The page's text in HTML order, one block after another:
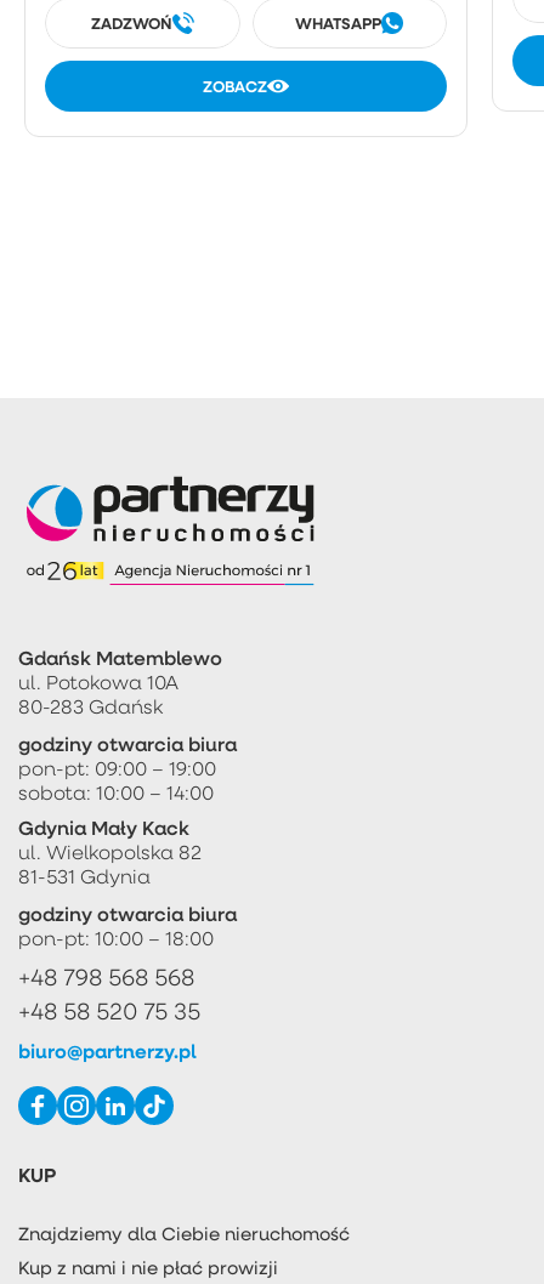
ZADZWOŃ WHATSAPP
ZOBACZ
Gdańsk Matemblewo
ul. Potokowa 10A
80-283 Gdańsk
godziny otwarcia biura
pon-pt: 09:00 – 19:00
sobota: 10:00 – 14:00
Gdynia Mały Kack
ul. Wielkopolska 82
81-531 Gdynia
godziny otwarcia biura
pon-pt: 10:00 – 18:00
+48 798 568 568
+48 58 520 75 35
biuro@partnerzy.pl
KUP
Znajdziemy dla Ciebie nieruchomość
Kup z nami i nie płać prowizji